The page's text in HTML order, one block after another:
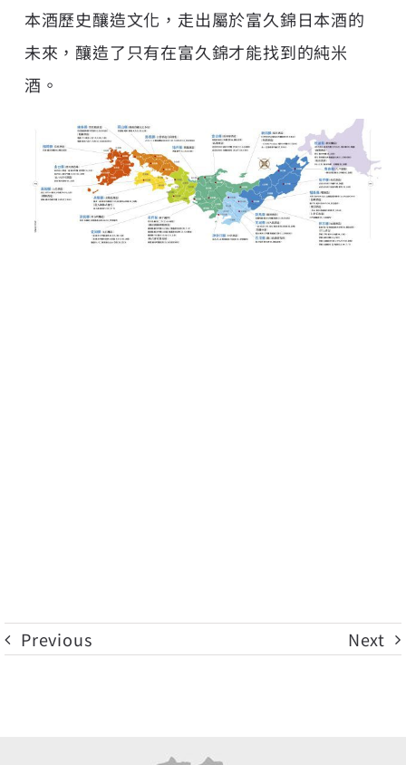
本酒歷史釀造文化，走出屬於富久錦日本酒的
未來，釀造了只有在富久錦才能找到的純米
酒。
Previous Next